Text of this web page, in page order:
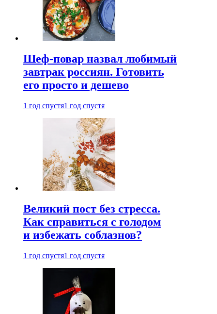
Шеф-повар назвал любимый
завтрак россиян. Готовить
его просто и дешево
1 год спустя1 год спустя
Великий пост без стресса.
Как справиться с голодом
и избежать соблазнов?
1 год спустя1 год спустя